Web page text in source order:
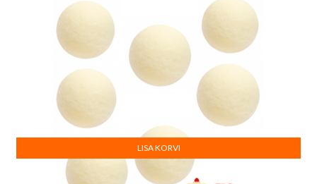
LISA KORVI